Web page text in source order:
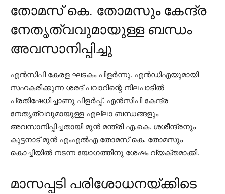
തോമസ് കെ. തോമസും കേന്ദ്ര
നേതൃത്വവുമായുള്ള ബന്ധം
അവസാനിപ്പിച്ചു
എന്‍സിപി കേരള ഘടകം പിളര്‍ന്നു. എന്‍ഡിഎയുമായി
സഹകരിക്കുന്ന ശരദ് പവാറിന്റെ നിലപാടില്‍
പ്രതിഷേധിച്ചാണു പിളര്‍പ്പ്. എന്‍സിപി കേന്ദ്ര
നേതൃത്വവുമായുള്ള എല്ലാ ബന്ധങ്ങളും
അവസാനിപ്പിച്ചതായി മുന്‍ മന്ത്രി എ.കെ. ശശീന്ദ്രനും
കുട്ടനാട് മുന്‍ എംഎല്‍എ തോമസ് കെ. തോമസും
കൊച്ചിയില്‍ നടന്ന യോഗത്തിനു ശേഷം വ്യക്തമാക്കി.
മാസപ്പടി പരിശോധനയ്ക്കിടെ